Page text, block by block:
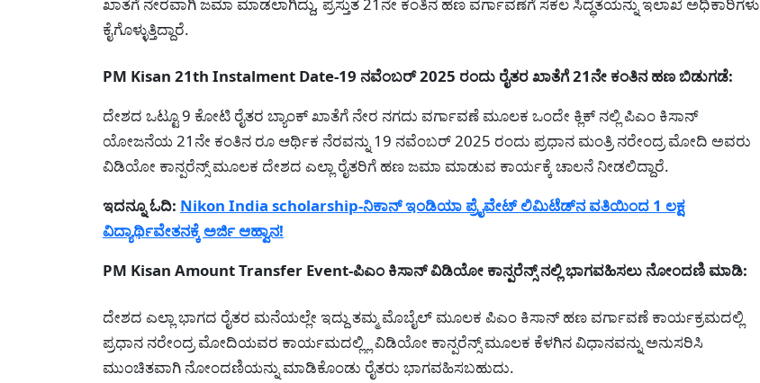
ಕೈಗೊಳ್ಳುತ್ತಿದ್ದಾರೆ.
PM Kisan 21th Instalment Date-19 ನವೆಂಬರ್ 2025 ರಂದು ರೈತರ ಖಾತೆಗೆ 21ನೇ ಕಂತಿನ ಹಣ ಬಿಡುಗಡೆ:
ದೇಶದ ಒಟ್ಟೂ 9 ಕೋಟಿ ರೈತರ ಬ್ಯಾಂಕ್ ಖಾತೆಗೆ ನೇರ ನಗದು ವರ್ಗಾವಣೆ ಮೂಲಕ ಒಂದೇ ಕ್ಲಿಕ್ ನಲ್ಲಿ ಪಿಎಂ ಕಿಸಾನ್
ಯೋಜನೆಯ 21ನೇ ಕಂತಿನ ರೂ ಆರ್ಥಿಕ ನೆರವನ್ನು 19 ನವೆಂಬರ್ 2025 ರಂದು ಪ್ರಧಾನ ಮಂತ್ರಿ ನರೇಂದ್ರ ಮೋದಿ ಅವರು
ವಿಡಿಯೋ ಕಾನ್ಪರೆನ್ಸ್ ಮೂಲಕ ದೇಶದ ಎಲ್ಲಾ ರೈತರಿಗೆ ಹಣ ಜಮಾ ಮಾಡುವ ಕಾರ್ಯಕ್ಕೆ ಚಾಲನೆ ನೀಡಲಿದ್ದಾರೆ.
ಇದನ್ನೂ ಓದಿ: Nikon India scholarship-ನಿಕಾನ್ ಇಂಡಿಯಾ ಪ್ರೈವೇಟ್ ಲಿಮಿಟೆಡ್‌ನ ವತಿಯಿಂದ 1 ಲಕ್ಷ
ವಿದ್ಯಾರ್ಥಿವೇತನಕ್ಕೆ ಅರ್ಜಿ ಆಹ್ವಾನ!
PM Kisan Amount Transfer Event-ಪಿಎಂ ಕಿಸಾನ್ ವಿಡಿಯೋ ಕಾನ್ಪರೆನ್ಸ್ ನಲ್ಲಿ ಭಾಗವಹಿಸಲು ನೋಂದಣಿ ಮಾಡಿ:
ದೇಶದ ಎಲ್ಲಾ ಭಾಗದ ರೈತರ ಮನೆಯಲ್ಲೇ ಇದ್ದು ತಮ್ಮ ಮೊಬೈಲ್ ಮೂಲಕ ಪಿಎಂ ಕಿಸಾನ್ ಹಣ ವರ್ಗಾವಣೆ ಕಾರ್ಯಕ್ರಮದಲ್ಲಿ
ಪ್ರಧಾನ ನರೇಂದ್ರ ಮೋದಿಯವರ ಕಾರ್ಯಮದಲ್ಲ್ಲಿ ವಿಡಿಯೋ ಕಾನ್ಪರೆನ್ಸ್ ಮೂಲಕ ಕೆಳಗಿನ ವಿಧಾನವನ್ನು ಅನುಸರಿಸಿ
ಮುಂಚಿತವಾಗಿ ನೋಂದಣಿಯನ್ನು ಮಾಡಿಕೊಂಡು ರೈತರು ಭಾಗವಹಿಸಬಹುದು.